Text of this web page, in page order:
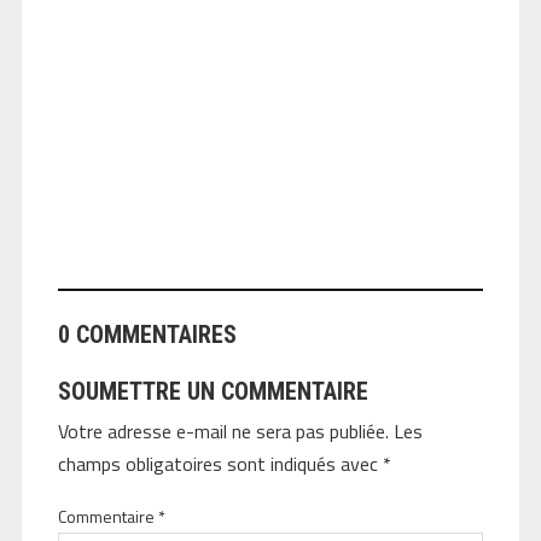
0 COMMENTAIRES
SOUMETTRE UN COMMENTAIRE
Votre adresse e-mail ne sera pas publiée. Les
champs obligatoires sont indiqués avec *
Commentaire *